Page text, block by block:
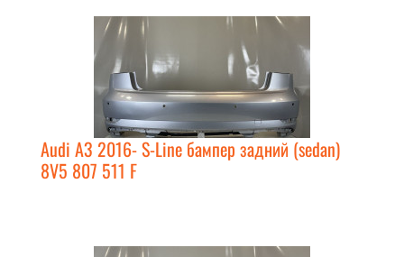
Audi A3 2016- S-Line бампер задний (sedan)
8V5 807 511 F